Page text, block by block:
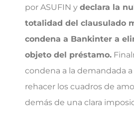
por ASUFIN y declara la
totalidad del clausulado
condena a Bankinter a
objeto del préstamo.
condena a la demandada
rehacer los cuadros de
demás de una clara